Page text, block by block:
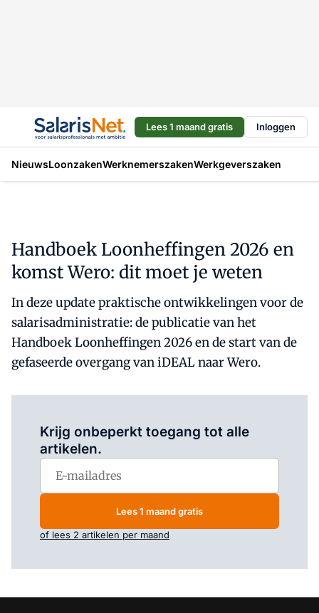
Lees 1 maand gratis Inloggen
NieuwsLoonzakenWerknemerszakenWerkgeverszaken
Handboek Loonheffingen 2026 en
komst Wero: dit moet je weten
In deze update praktische ontwikkelingen voor de
salarisadministratie: de publicatie van het
Handboek Loonheffingen 2026 en de start van de
gefaseerde overgang van iDEAL naar Wero.
Krijg onbeperkt toegang tot alle
artikelen.
Lees 1 maand gratis
of lees 2 artikelen per maand